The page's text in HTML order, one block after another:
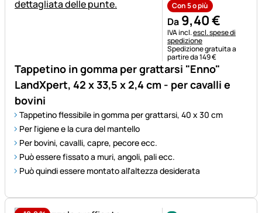
Tappetino in gomma per grattarsi "Enno"
LandXpert, 42 x 33,5 x 2,4 cm - per cavalli e
bovini
Tappetino flessibile in gomma per grattarsi, 40 x 30 cm
Per l'igiene e la cura del mantello
Per bovini, cavalli, capre, pecore ecc.
Può essere fissato a muri, angoli, pali ecc.
Può quindi essere montato all'altezza desiderata
Con 5 o più
Da 9,40€
Informazioni fiscali:
IVA incl.escl. spese di
spedizione
Spedizione gratuita a
partire da 149 €